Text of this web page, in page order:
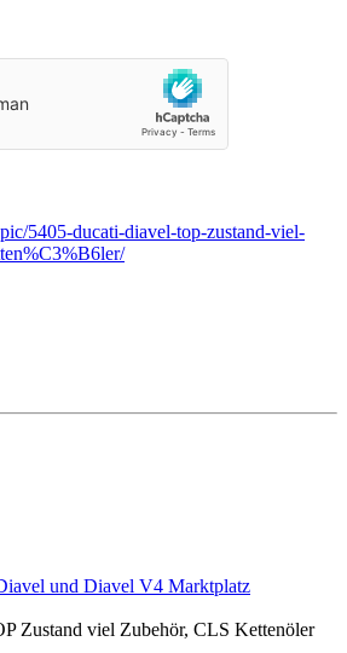
5405-ducati-diavel-top-zustand-viel-
und Diavel V4 Marktplatz
Zustand viel Zubehör, CLS Kettenöler